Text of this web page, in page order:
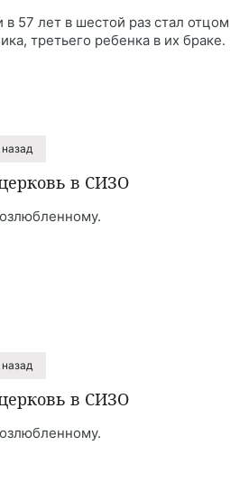
57 лет в шестой раз стал
третьего ребенка в их браке.
в СИЗО
в СИЗО